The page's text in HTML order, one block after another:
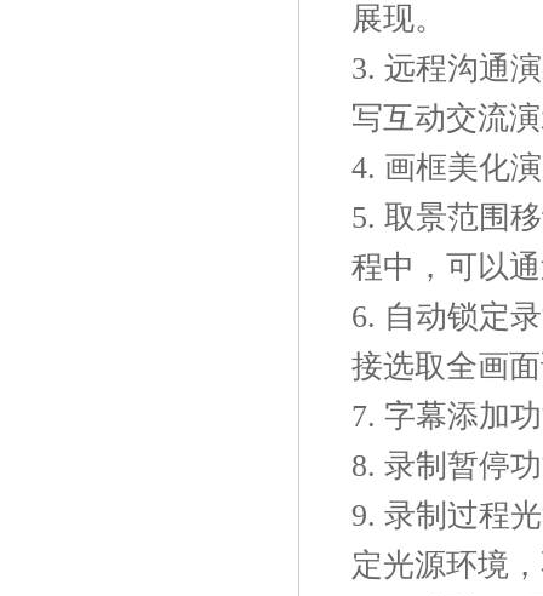
展现。
3. 远程沟通
写互动交流
4. 画框美化
5. 取景范围
程中，可以
6. 自动锁定
接选取全画
7. 字幕添加
8. 录制暂停
9. 录制过程
定光源环境